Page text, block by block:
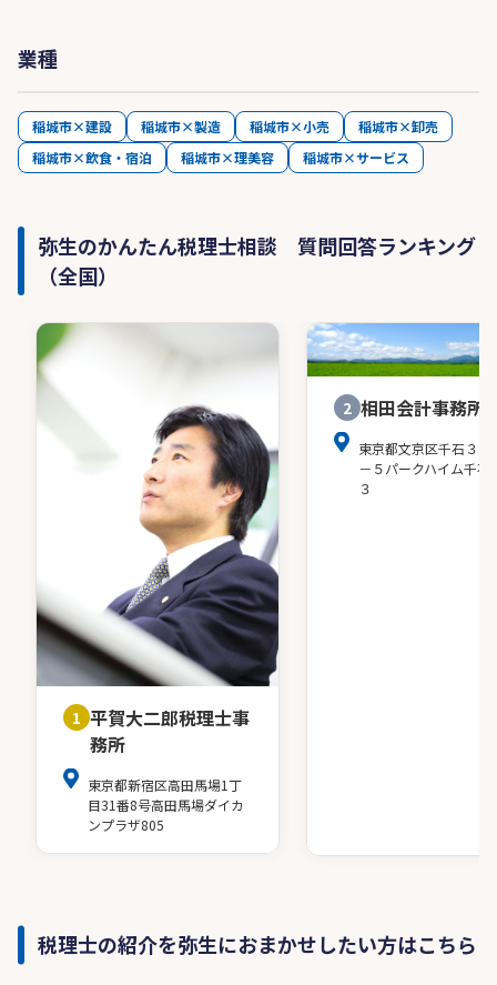
業種
稲城市×建設 稲城市×製造 稲城市×小売
稲城市×卸売
稲城市×飲食・宿泊
稲城市×理美容 稲城市×サービス
弥生のかんたん税理士相談 質問回答ランキング
（全国）
1 平賀大二郎税理士事
務所
東京都新宿区高田馬場1丁
目31番8号高田馬場ダイカ
ンプラザ805
2 相田会計事務所
東京都文京区千石３－
－５パークハイム千石
３
税理士の紹介を弥生におまかせしたい方はこちら